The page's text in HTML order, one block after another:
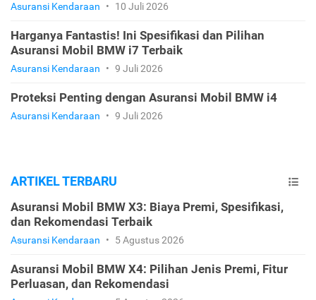
Asuransi Kendaraan • 10 Juli 2026
Harganya Fantastis! Ini Spesifikasi dan Pilihan
Asuransi Mobil BMW i7 Terbaik
Asuransi Kendaraan • 9 Juli 2026
Proteksi Penting dengan Asuransi Mobil BMW i4
Asuransi Kendaraan • 9 Juli 2026
ARTIKEL TERBARU
Asuransi Mobil BMW X3: Biaya Premi, Spesifikasi,
dan Rekomendasi Terbaik
Asuransi Kendaraan • 5 Agustus 2026
Asuransi Mobil BMW X4: Pilihan Jenis Premi, Fitur
Perluasan, dan Rekomendasi